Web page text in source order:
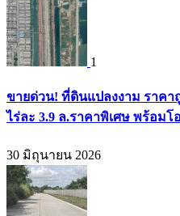
1
ขายด่วน! ที่ดินแปลงงาม ราคา
ไร่ละ 3.9 ล.ราคาพิเศษ พร้อมโ
30 มิถุนายน 2026